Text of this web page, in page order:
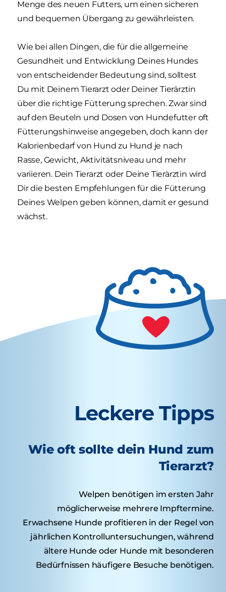
Menge des neuen Futters, um einen sicheren
und bequemen Übergang zu gewährleisten.
Wie bei allen Dingen, die für die allgemeine
Gesundheit und Entwicklung Deines Hundes
von entscheidender Bedeutung sind, solltest
Du mit Deinem Tierarzt oder Deiner Tierärztin
über die richtige Fütterung sprechen. Zwar sind
auf den Beuteln und Dosen von Hundefutter oft
Fütterungshinweise angegeben, doch kann der
Kalorienbedarf von Hund zu Hund je nach
Rasse, Gewicht, Aktivitätsniveau und mehr
variieren. Dein Tierarzt oder Deine Tierärztin wird
Dir die besten Empfehlungen für die Fütterung
Deines Welpen geben können, damit er gesund
wächst.
Leckere Tipps
Wie oft sollte dein Hund zum
Tierarzt?
Welpen benötigen im ersten Jahr
möglicherweise mehrere Impftermine.
Erwachsene Hunde profitieren in der Regel von
jährlichen Kontrolluntersuchungen, während
ältere Hunde oder Hunde mit besonderen
Bedürfnissen häufigere Besuche benötigen.